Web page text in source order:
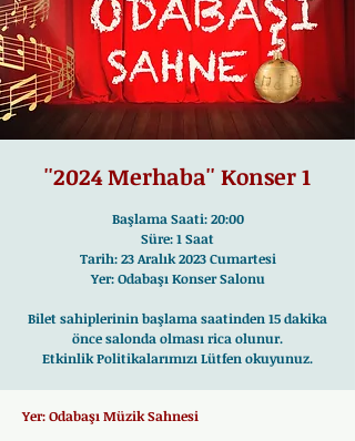
''2024 Merhaba'' Konser 1
Başlama Saati: 20:00
Süre: 1 Saat
Tarih: 23 Aralık 2023 Cumartesi
Yer: Odabaşı Konser Salonu
Bilet sahiplerinin başlama saatinden 15 dakika
önce salonda olması rica olunur.
Yer: Odabaşı Müzik Sahnesi